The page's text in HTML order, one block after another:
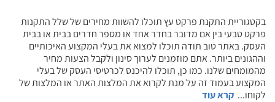
בקטגוריית התקנת פרקט עץ תוכלו להשוות מחירים של שלל התקנות
פרקט טבעי בין אם מדובר בחדר אחד או מספר חדרים בבית או בבית
העסק. באתר טוב תודה תוכלו למצוא את בעלי המקצוע האיכותיים
וההגונים ביותר. אתם מוזמנים לערוך סינון ולקבל הצעות מחיר
מהמומחים שלנו. כמו כן, תוכלו להיכנס לכרטיסי העסק של בעלי
המקצוע בעמוד זה על מנת לקרוא את המלצות האתר או המלצות של
לקוחו... קרא עוד